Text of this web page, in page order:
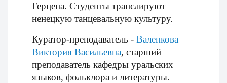
Герцена. Студенты транслируют
ненецкую танцевальную культуру.
Куратор-преподаватель - Валенкова
Виктория Васильевна, старший
преподаватель кафедры уральских
языков, фольклора и литературы.